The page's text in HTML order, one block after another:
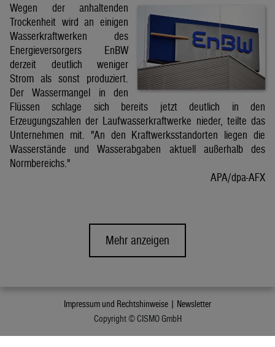
Wegen der anhaltenden
Trockenheit wird an einigen
Wasserkraftwerken des
Energieversorgers EnBW
derzeit deutlich weniger
Strom als sonst produziert.
Der Wassermangel in den
Flüssen schlage sich bereits jetzt deutlich in den
Erzeugungszahlen der Laufwasserkraftwerke nieder, teilte das
Unternehmen mit. "An den Kraftwerksstandorten liegen die
Wasserstände und Wasserabgaben aktuell außerhalb des
Normbereichs."
APA/dpa-AFX
Mehr anzeigen
Impressum und Rechtshinweise | Newsletter
Copyright © CISMO GmbH